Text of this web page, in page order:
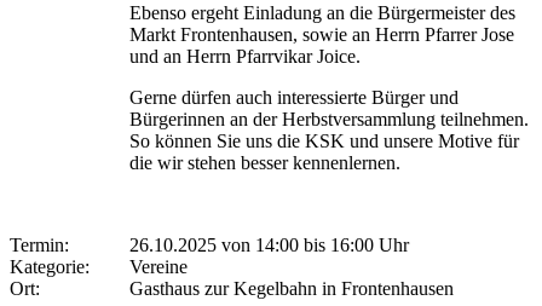
Ebenso ergeht Einladung an die Bürgermeister des
Markt Frontenhausen, sowie an Herrn Pfarrer Jose
und an Herrn Pfarrvikar Joice.
Gerne dürfen auch interessierte Bürger und
Bürgerinnen an der Herbstversammlung teilnehmen.
So können Sie uns die KSK und unsere Motive für
die wir stehen besser kennenlernen.
Termin: 26.10.2025 von 14:00 bis 16:00 Uhr
Kategorie:
Vereine
Ort:
Gasthaus zur Kegelbahn in Frontenhausen